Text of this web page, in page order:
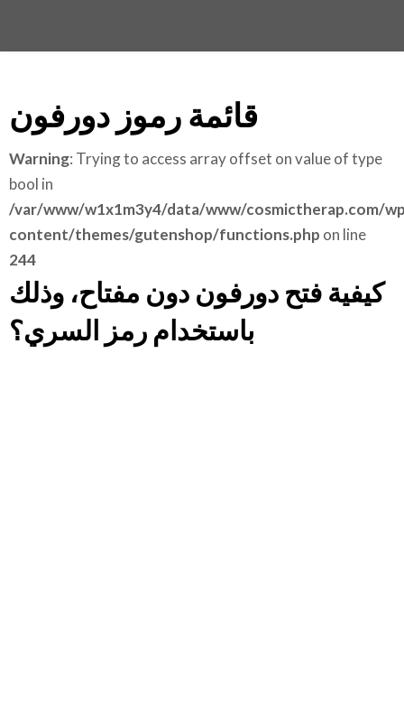
قائمة رموز دورفون
Warning: Trying to access array offset on value of type
bool in
/var/www/w1x1m3y4/data/www/cosmictherap.com/
content/themes/gutenshop/functions.php on line
244
كيفية فتح دورفون دون مفتاح، وذلك
باستخدام رمز السري؟